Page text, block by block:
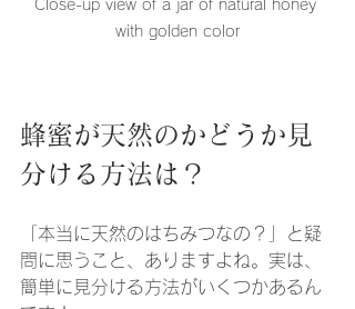
Close-up view of a jar of natural honey
with golden color
蜂蜜が天然のかどうか見
分ける方法は？
「本当に天然のはちみつなの？」と疑
問に思うこと、ありますよね。実は、
簡単に見分ける方法がいくつかあるん